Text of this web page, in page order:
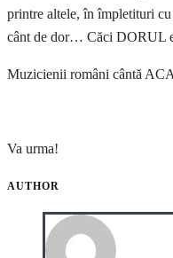
printre altele, în împletituri
cânt de dor… Căci DORUL
Muzicienii români cântă
Va urma!
AUTHOR